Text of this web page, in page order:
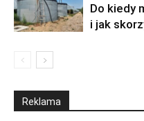
Do kiedy
i jak
Reklama